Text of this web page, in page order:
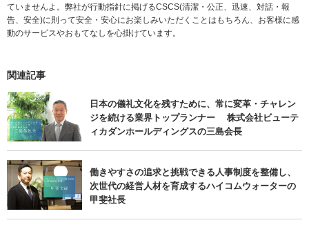
ていませんよ。弊社が行動指針に掲げるCSCS(清潔・公正、迅速、対話・報
告、安全)に則って安全・安心にお楽しみいただくことはもちろん、お客様に感
動のサービスやおもてなしを心掛けています。
関連記事
日本の儀礼文化を残すために、常に変革・チャレン
ジを続ける業界トップランナー 株式会社ビューテ
ィカダンホールディングスの三島会長
働きやすさの追求と挑戦できる人事制度を整備し、
次世代の経営人材を育成するハイコムウォーターの
甲斐社長